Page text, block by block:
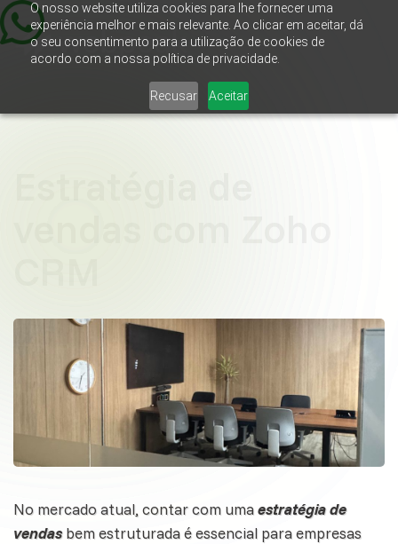
O nosso website utiliza cookies para lhe fornecer uma
experiência melhor e mais relevante. Ao clicar em aceitar, dá
o seu consentimento para a utilização de cookies de
acordo com a nossa política de privacidade.
Recusar Aceitar
No mercado atual, contar com umaestratégia de
vendasbem estruturada é essencial para empresas